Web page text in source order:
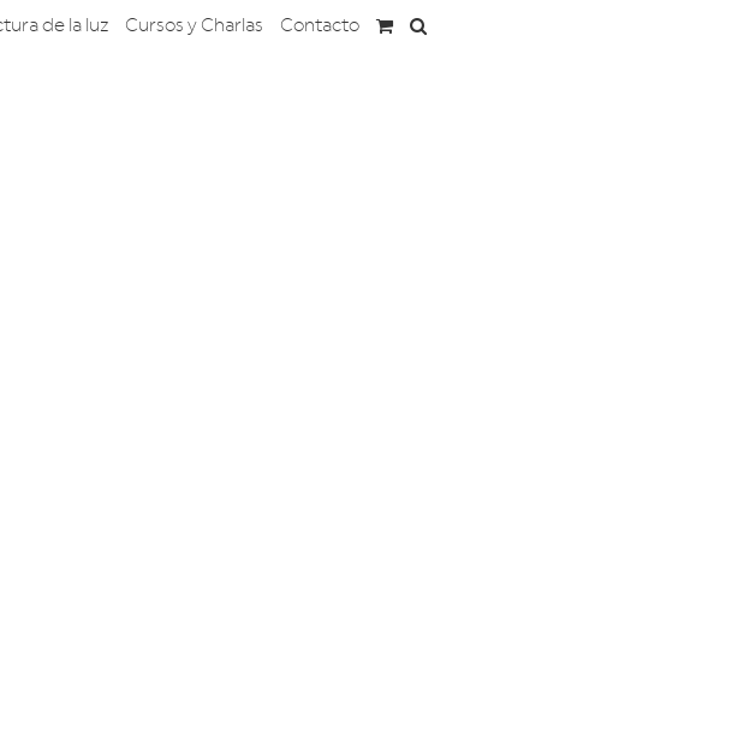
de la luz Cursos y Charlas Contacto